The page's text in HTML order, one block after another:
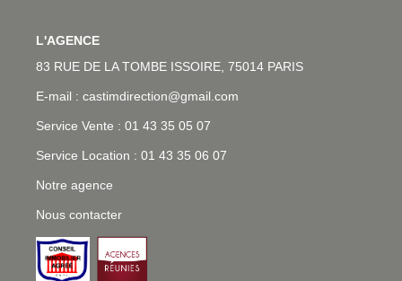
L'AGENCE
83 RUE DE LA TOMBE ISSOIRE, 75014 PARIS
E-mail : castimdirection@gmail.com
Service Vente : 01 43 35 05 07
Service Location : 01 43 35 06 07
Notre agence
Nous contacter